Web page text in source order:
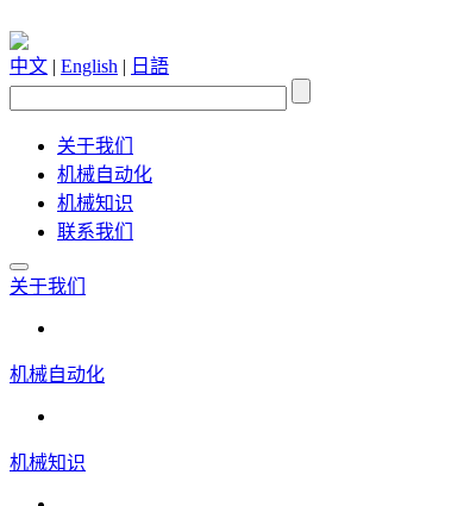
中文 | English | 日語
关于我们
机械自动化
机械知识
联系我们
关于我们
机械自动化
机械知识